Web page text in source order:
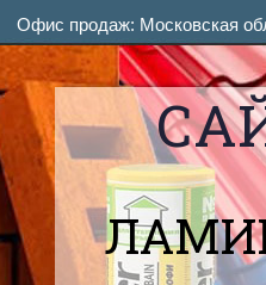
Офис продаж: Московская